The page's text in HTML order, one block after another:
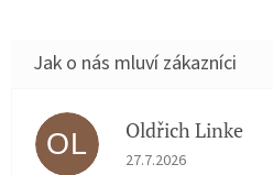
OL Oldřich Linke
Hodnocení obchodu je
27.7.2026